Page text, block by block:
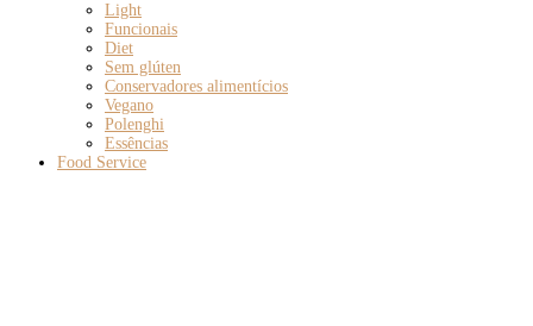
Light
Funcionais
Diet
Sem glúten
Conservadores alimentícios
Vegano
Polenghi
Essências
Food Service